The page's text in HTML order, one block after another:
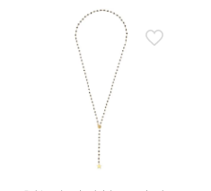
produkt
wiele
wariantów.
Opcje
można
wybrać
na
stronie
produktu